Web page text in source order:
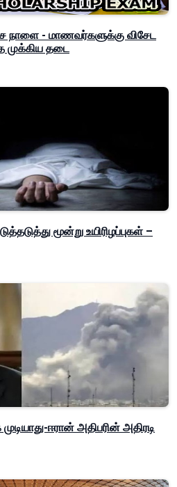
நாளை - மாணவர்களுக்கு விசேட
முக்கிய தடை
மூன்று உயிரிழப்புகள் –
ஈரான் அதிபரின் அதிரடி